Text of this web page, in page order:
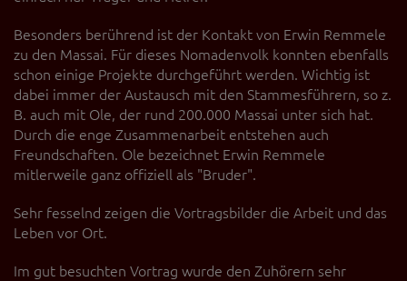
Diese Website nutzt Matomo Analytics für die Auswertung der
ausschließlich auf unseren eigenen Servern gespeichert. Eine
Übertragung an Dritte erfolgt nicht. Wir verwenden die Funktion
AnonymizeIP zur Anonymisierung Ihrer IP-Adresse, so dass diese gekürzt
wird und nicht mehr Ihrem Besuch auf unserer Internetseite zugeordnet
werden kann.
YouTube / Vimeo
Wir nutzen YouTube im erweiterten Datenschutzmodus. Dieser Modus
Besucher auf dieser Website speichert, bevor diese sich das Video
ansehen.
Eingebundene Inhalte
Besonders berührend ist der Kontakt von Erwin Remmele
zu den Massai. Für dieses Nomadenvolk konnten ebenfalls
schon einige Projekte durchgeführt werden. Wichtig ist
dabei immer der Austausch mit den Stammesführern, so z.
B. auch mit Ole, der rund 200.000 Massai unter sich hat.
Durch die enge Zusammenarbeit entstehen auch
Freundschaften. Ole bezeichnet Erwin Remmele
mitlerweile ganz offiziell als "Bruder".
Sehr fesselnd zeigen die Vortragsbilder die Arbeit und das
Leben vor Ort.
Im gut besuchten Vortrag wurde den Zuhörern sehr